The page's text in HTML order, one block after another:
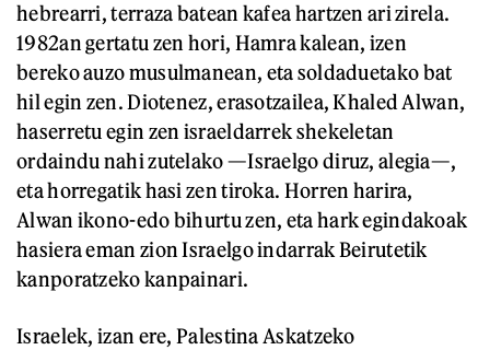
hebrearri, terraza batean kafea hartzen ari zirela.
1982an gertatu zen hori, Hamra kalean, izen
bereko auzo musulmanean, eta soldaduetako bat
hil egin zen. Diotenez, erasotzailea, Khaled Alwan,
haserretu egin zen israeldarrek shekeletan
ordaindu nahi zutelako —Israelgo diruz, alegia—,
eta horregatik hasi zen tiroka. Horren harira,
Alwan ikono-edo bihurtu zen, eta hark egindakoak
hasiera eman zion Israelgo indarrak Beirutetik
kanporatzeko kanpainari.
Israelek, izan ere, Palestina Askatzeko